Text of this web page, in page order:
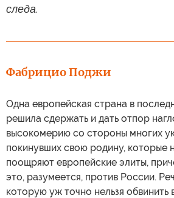
следа.
Фабрицио Поджи
Одна европейская страна в
решила сдержать и дать отпор
высокомерию со стороны многих
покинувших свою родину, которые
поощряют европейские элиты,
это, разумеется, против России.
которую уж точно нельзя обвинить